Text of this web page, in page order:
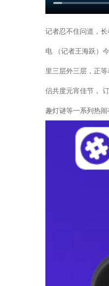
记者忍不住问道，
电 （记者王海跃）
里三层外三层，正
侣共度元宵佳节，
趣灯谜等一系列热